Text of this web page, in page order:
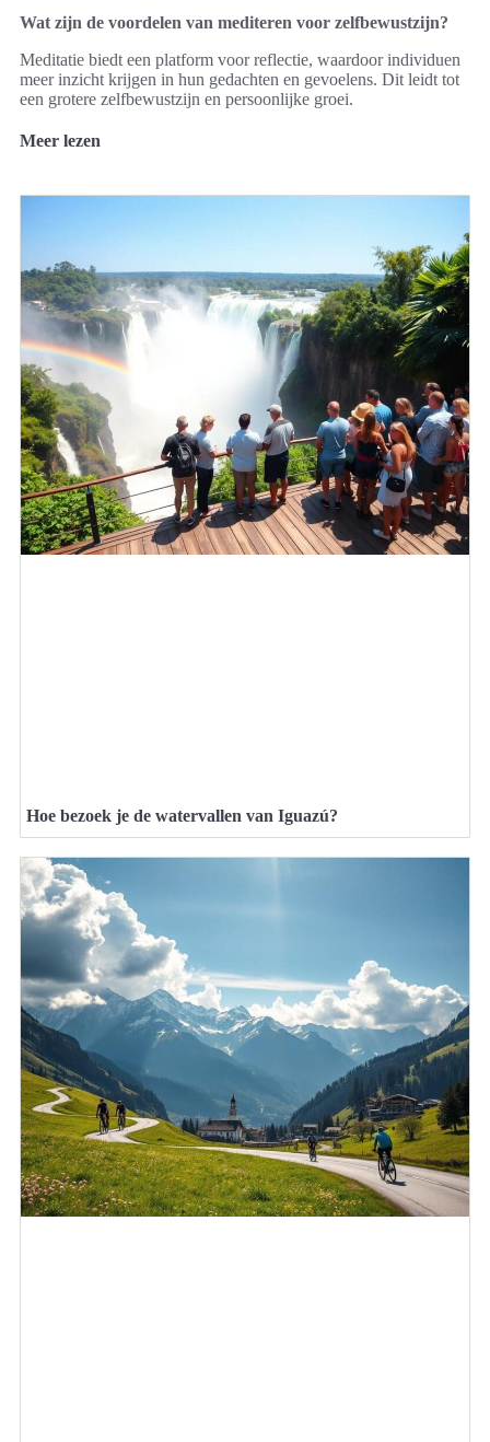
Wat zijn de voordelen van mediteren voor zelfbewustzijn?
Meditatie biedt een platform voor reflectie, waardoor individuen
meer inzicht krijgen in hun gedachten en gevoelens. Dit leidt tot
een grotere zelfbewustzijn en persoonlijke groei.
Meer lezen
Hoe bezoek je de watervallen van Iguazú?